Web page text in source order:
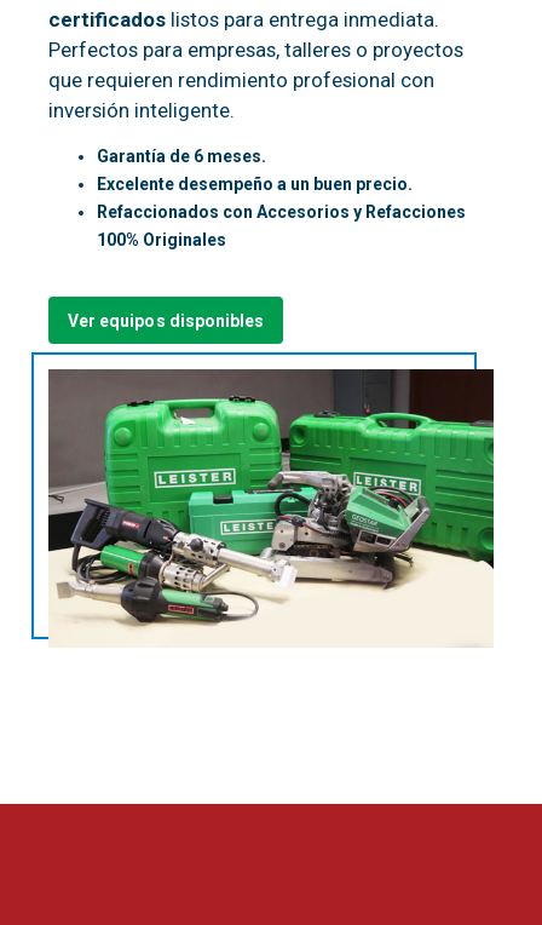
certificados listos para entrega inmediata.
Perfectos para empresas, talleres o proyectos
que requieren rendimiento profesional con
inversión inteligente.
Garantía de 6 meses.
Excelente desempeño a un buen precio.
Refaccionados con Accesorios y Refacciones
100% Originales
Ver equipos disponibles